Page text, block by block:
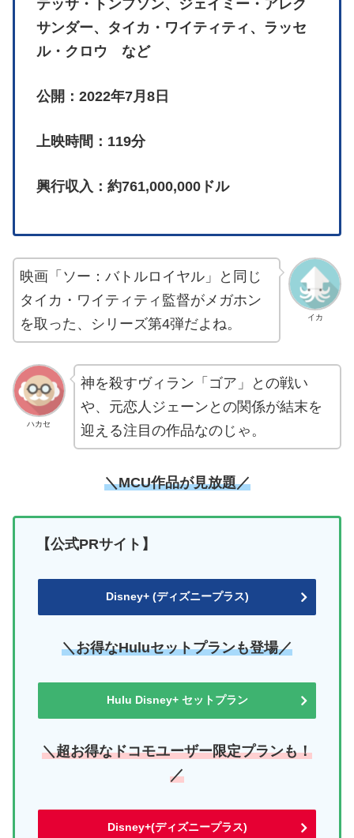
テッサ・トンプソン、ジェイミー・アレク
サンダー、タイカ・ワイティティ、ラッセ
ル・クロウ など
公開：2022年7月8日
上映時間：119分
興行収入：約761,000,000ドル
イカ
映画「ソー：バトルロイヤル」と同じ
タイカ・ワイティティ監督がメガホン
を取った、シリーズ第4弾だよね。
ハカセ
神を殺すヴィラン「ゴア」との戦い
や、元恋人ジェーンとの関係が結末を
迎える注目の作品なのじゃ。
＼MCU作品が見放題／
【公式PRサイト】
Disney+ (ディズニープラス)
＼お得なHuluセットプランも登場／
Hulu Disney+ セットプラン
＼超お得なドコモユーザー限定プランも！
／
Disney+(ディズニープラス)